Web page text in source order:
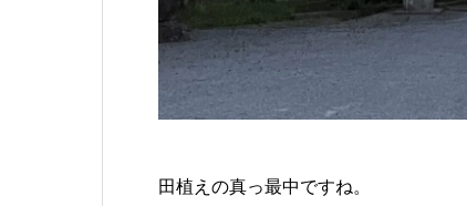
田植えの真っ最中ですね。